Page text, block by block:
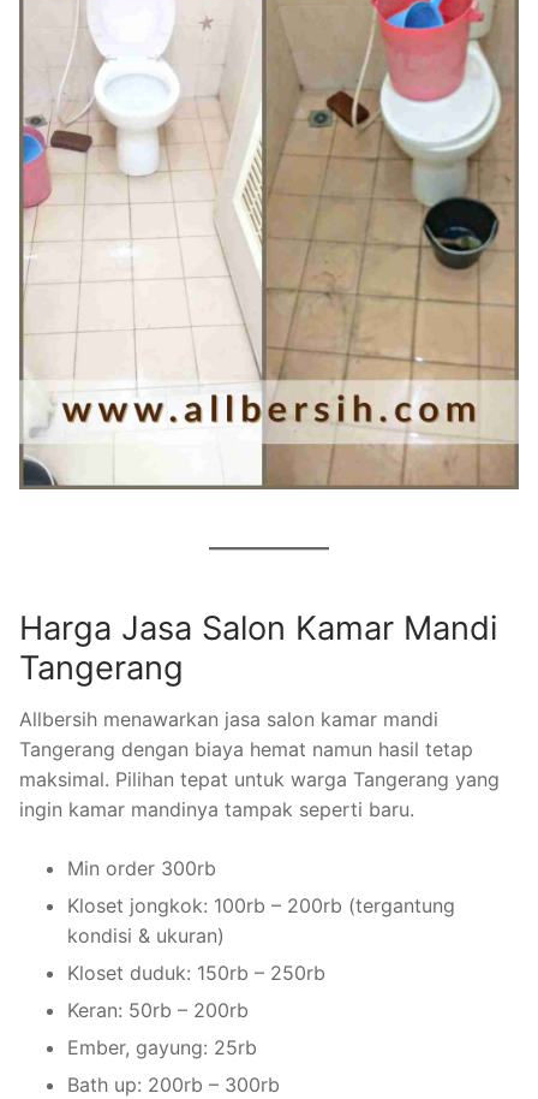
Harga Jasa Salon Kamar Mandi
Tangerang
Allbersih menawarkan jasa salon kamar mandi
Tangerang dengan biaya hemat namun hasil tetap
maksimal. Pilihan tepat untuk warga Tangerang yang
ingin kamar mandinya tampak seperti baru.
Min order 300rb
Kloset jongkok: 100rb – 200rb (tergantung
kondisi & ukuran)
Kloset duduk: 150rb – 250rb
Keran: 50rb – 200rb
Ember, gayung: 25rb
Bath up: 200rb – 300rb